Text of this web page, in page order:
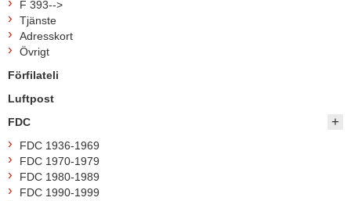
F 393-->
Tjänste
Adresskort
Övrigt
Förfilateli
Luftpost
FDC
FDC 1936-1969
FDC 1970-1979
FDC 1980-1989
FDC 1990-1999